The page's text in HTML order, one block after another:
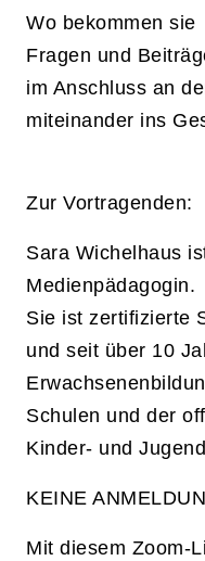
Wo bekommen
Fragen und
im Anschluss an
miteinander ins
Zur Vortragenden:
Sara Wichelhaus
Medienpädagogin.
Sie ist zertifizierte
und seit über 10
Schulen und der
Kinder- und
KEINE
Mit diesem Zoom-